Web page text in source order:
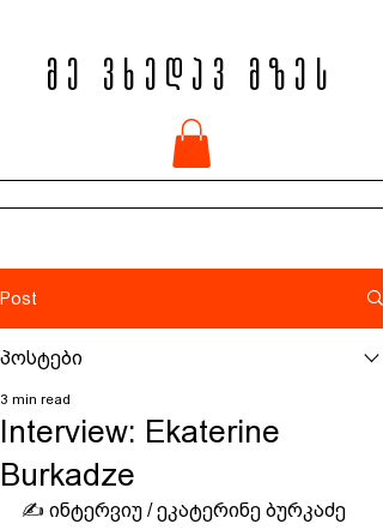
მე ვხედავ მზეს
Post
პოსტები
Interview: Ekaterine
Burkadze
3 min read
✍️ ინტერვიუ / ეკატერინე ბურკაძე